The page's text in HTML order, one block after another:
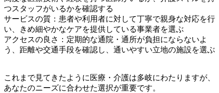
つスタッフがいるかを確認する
サービスの質：患者や利用者に対して丁寧で親身な対応を行
い、きめ細やかなケアを提供している事業者を選ぶ
アクセスの良さ：定期的な通院・通所が負担にならないよ
う、距離や交通手段を確認し、通いやすい立地の施設を選ぶ
これまで見てきたように医療・介護は多岐にわたりますが、
あなたのニーズに合わせた選択が重要です。